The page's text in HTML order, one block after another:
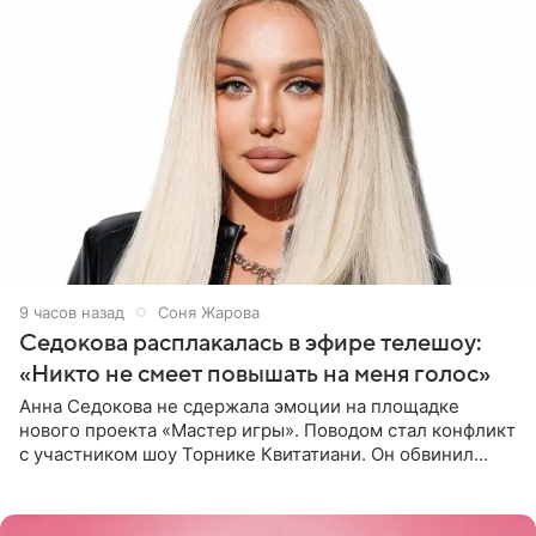
9 часов назад Соня Жарова
Седокова расплакалась в эфире телешоу:
«Никто не смеет повышать на меня голос»
Анна Седокова не сдержала эмоции на площадке
нового проекта «Мастер игры». Поводом стал конфликт
с участником шоу Торнике Квитатиани. Он обвинил